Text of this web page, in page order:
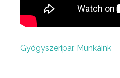
Gyógyszeripar, Munkáink